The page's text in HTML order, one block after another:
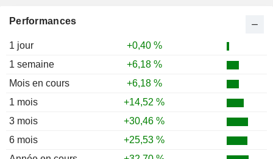
Performances
1 jour
+0,40 %
1 semaine
+6,18 %
Mois en cours
+6,18 %
1 mois
+14,52 %
3 mois
+30,46 %
6 mois
+25,53 %